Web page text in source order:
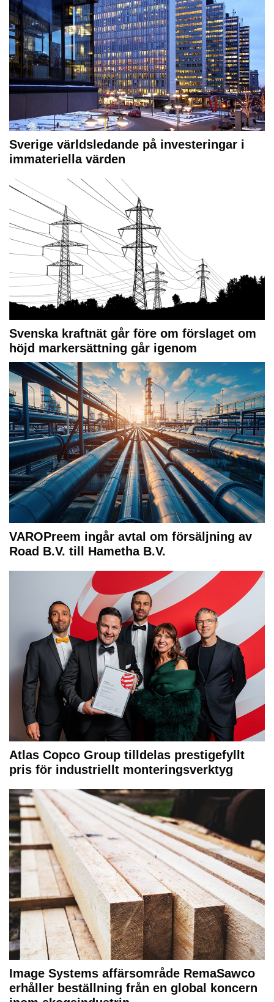
Sverige världsledande på investeringar i
immateriella värden
Svenska kraftnät går före om förslaget om
höjd markersättning går igenom
VAROPreem ingår avtal om försäljning av
Road B.V. till Hametha B.V.
Atlas Copco Group tilldelas prestigefyllt
pris för industriellt monteringsverktyg
Image Systems affärsområde RemaSawco
erhåller beställning från en global koncern